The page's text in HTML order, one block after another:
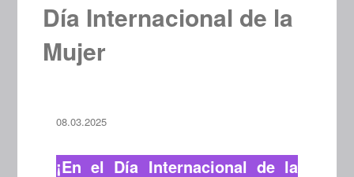
Día Internacional de la
Mujer
08.03.2025
¡En el Día Internacional de la